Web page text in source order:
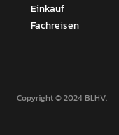
Einkauf
Fachreisen
Copyright © 2024 BLHV